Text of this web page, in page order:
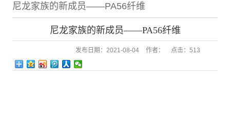
尼龙家族的新成员——PA56纤维
尼龙家族的新成员——PA56纤维
发布日期： 2021-08-04 作者： 点击：513